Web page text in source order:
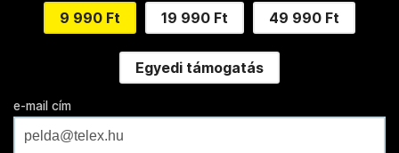
9 990 Ft 19 990 Ft 49 990 Ft
Egyedi támogatás
e-mail cím